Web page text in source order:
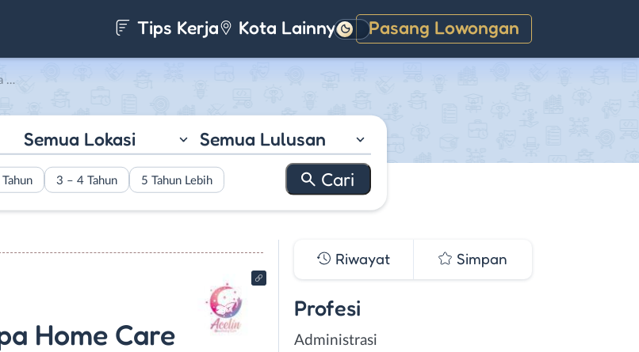
Tips Kerja Kota Lainnya Pasang Lowongan
Gelap
Semua Lokasi Semua Lulusan
3 – 4 Tahun 5 Tahun Lebih
Home Care
Riwayat Simpan
Profesi
Administrasi